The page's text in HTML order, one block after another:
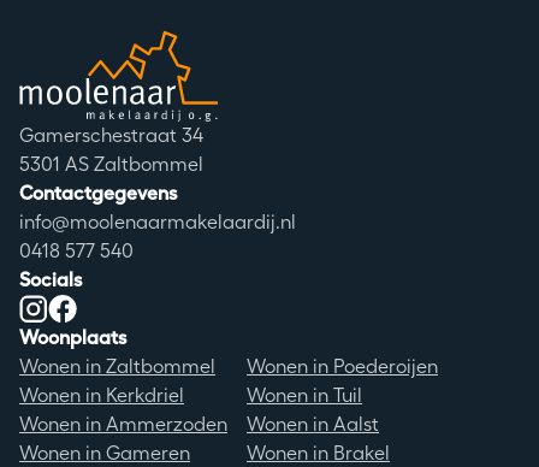
Moolenaar logo
Adres
Gamerschestraat 34
Postcode
5301 AS Zaltbommel
Contactgegevens
info@moolenaarmakelaardij.nl
0418 577 540
Woonplaats
Wonen in Zaltbommel
Wonen in Kerkdriel
Wonen in Ammerzoden
Wonen in Gameren
Wonen in Poederoijen
Wonen in Tuil
Wonen in Aalst
Wonen in Brakel
Socials
Instagram
Facebook